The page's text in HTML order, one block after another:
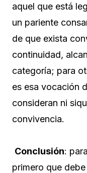
aquel que está
un pariente
de que exista
continuidad,
categoría; para
es esa vocación
consideran ni
convivencia.
Conclusión:
primero que